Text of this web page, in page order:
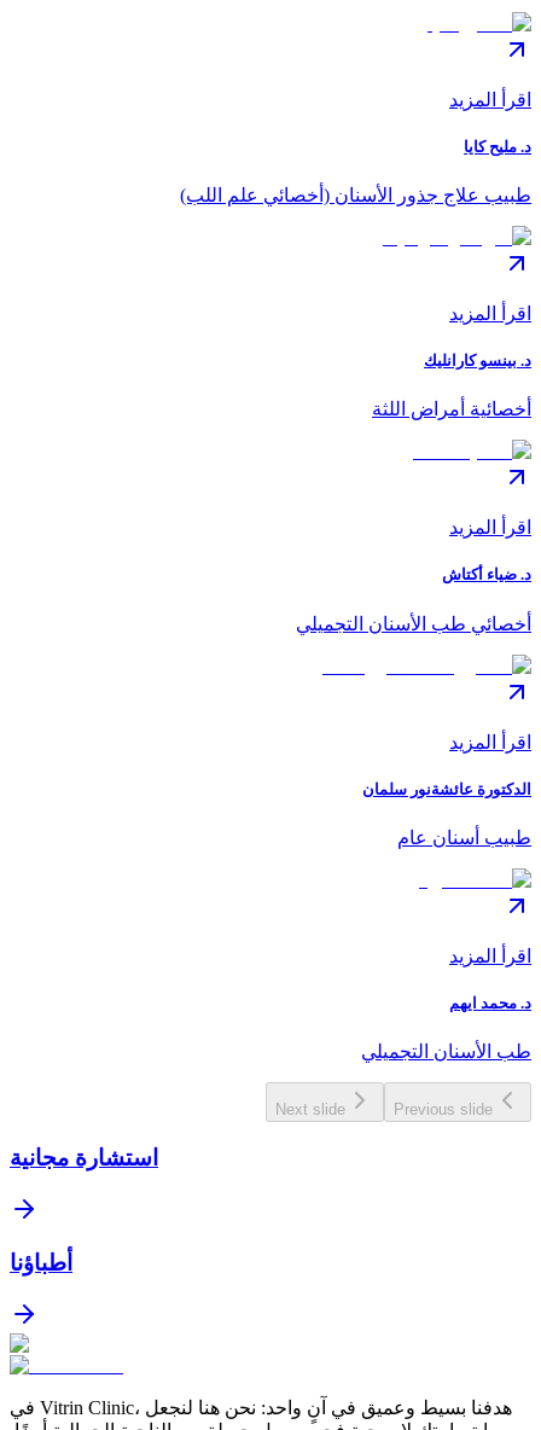
اقرأ المزيد
د. مليح كايا
طبيب علاج جذور الأسنان (أخصائي علم اللب)
اقرأ المزيد
د. بينسو كارانليك
أخصائية أمراض اللثة
اقرأ المزيد
د. ضياء أكتاش
أخصائي طب الأسنان التجميلي
اقرأ المزيد
الدكتورة عائشةنور سلمان
طبيب أسنان عام
اقرأ المزيد
د. محمد ايهم
طب الأسنان التجميلي
Previous slide
Next slide
استشارة مجانية
أطباؤنا
في Vitrin Clinic، هدفنا بسيط وعميق في آنٍ واحد: نحن هنا لنجعل